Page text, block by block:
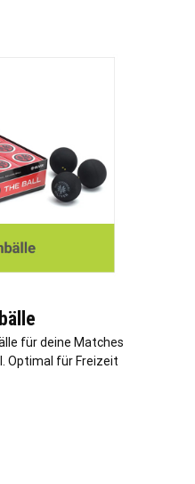
für deine Matches
Optimal für Freizeit